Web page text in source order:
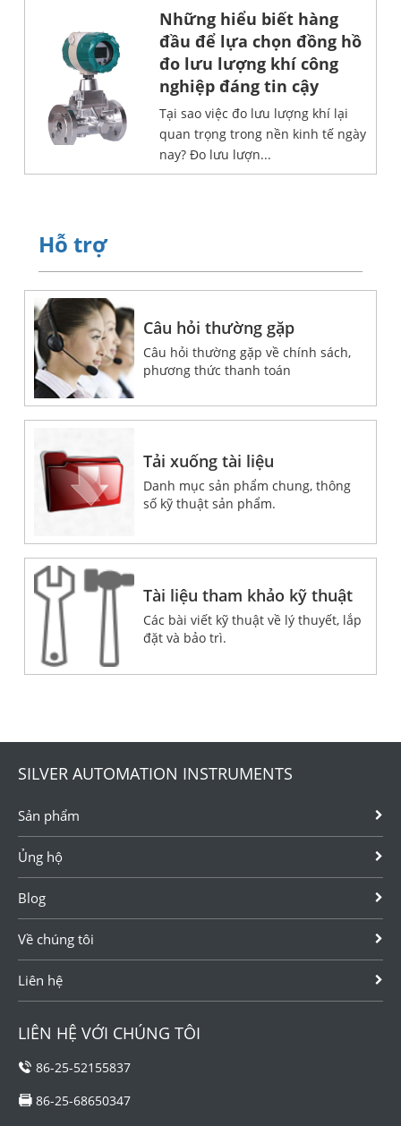
Những hiểu biết hàng
đầu để lựa chọn đồng hồ
đo lưu lượng khí công
nghiệp đáng tin cậy
Tại sao việc đo lưu lượng khí lại
quan trọng trong nền kinh tế ngày
nay? Đo lưu lượn...
Hỗ trợ
Câu hỏi thường gặp
Câu hỏi thường gặp về chính sách,
phương thức thanh toán
Tải xuống tài liệu
Danh mục sản phẩm chung, thông
số kỹ thuật sản phẩm.
Tài liệu tham khảo kỹ thuật
Các bài viết kỹ thuật về lý thuyết, lắp
đặt và bảo trì.
SILVER AUTOMATION INSTRUMENTS
Sản phẩm
Ủng hộ
Blog
Về chúng tôi
Liên hệ
LIÊN HỆ VỚI CHÚNG TÔI
86-25-52155837
86-25-68650347